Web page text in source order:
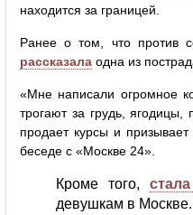
находится за границей.
Ранее о том, что против
рассказала одна из
«Мне написали огромное
трогают за грудь,
продает курсы и
беседе с «Москве 24».
Кроме того,
девушкам в Москве.